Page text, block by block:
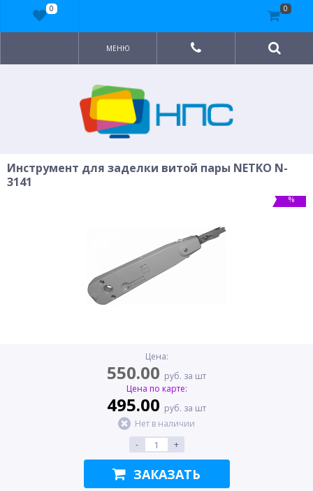
МЕНЮ
Инструмент для заделки витой пары NETKO N-
3141
%
Цена:
550.00 руб. за шт
Цена по карте:
495.00 руб. за шт
Нет в наличии
-
+
ЗАКАЗАТЬ
0 0